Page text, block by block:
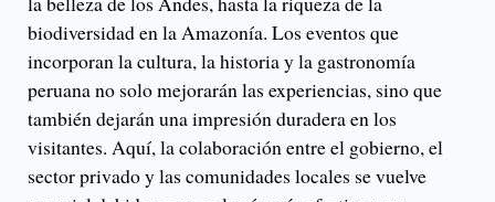
biodiversidad en la Amazonía. Los eventos que
incorporan la cultura, la historia y la gastronomía
peruana no solo mejorarán las experiencias, sino que
también dejarán una impresión duradera en los
visitantes. Aquí, la colaboración entre el gobierno, el
sector privado y las comunidades locales se vuelve